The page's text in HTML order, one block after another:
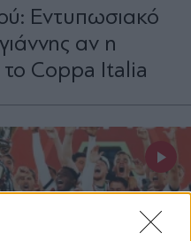
Εντυπωσιακό
αν η
το Coppa Italia